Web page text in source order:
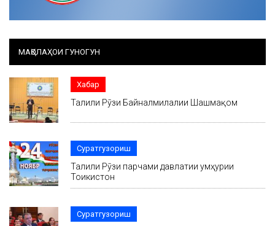
МАҚОЛАҲОИ ГУНОГУН
Хабар
Таҷлили Рӯзи Байналмилалии Шашмақом
Суратгузориш
Таҷлили Рӯзи парчами давлатии ҷумҳурии
Тоҷикистон
Суратгузориш